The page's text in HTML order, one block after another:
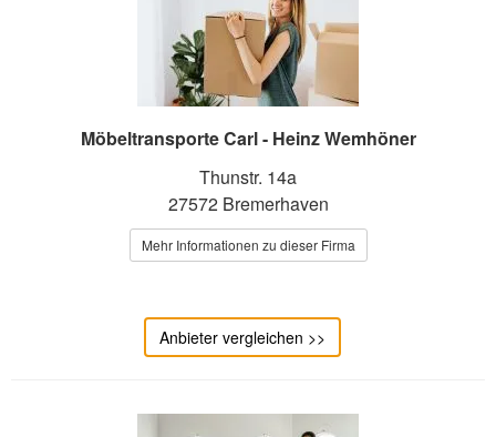
Möbeltransporte Carl - Heinz Wemhöner
Thunstr. 14a
27572 Bremerhaven
Mehr Informationen zu dieser Firma
Anbieter vergleichen >>